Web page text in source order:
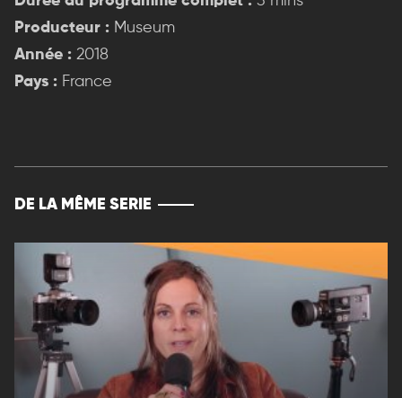
Producteur : Museum
Année : 2018
Pays : France
DE LA MÊME SERIE